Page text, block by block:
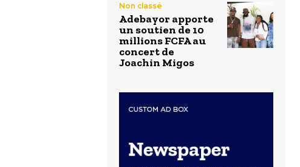
Non classé
Adebayor apporte
un soutien de 10
millions FCFA au
concert de
Joachin Migos